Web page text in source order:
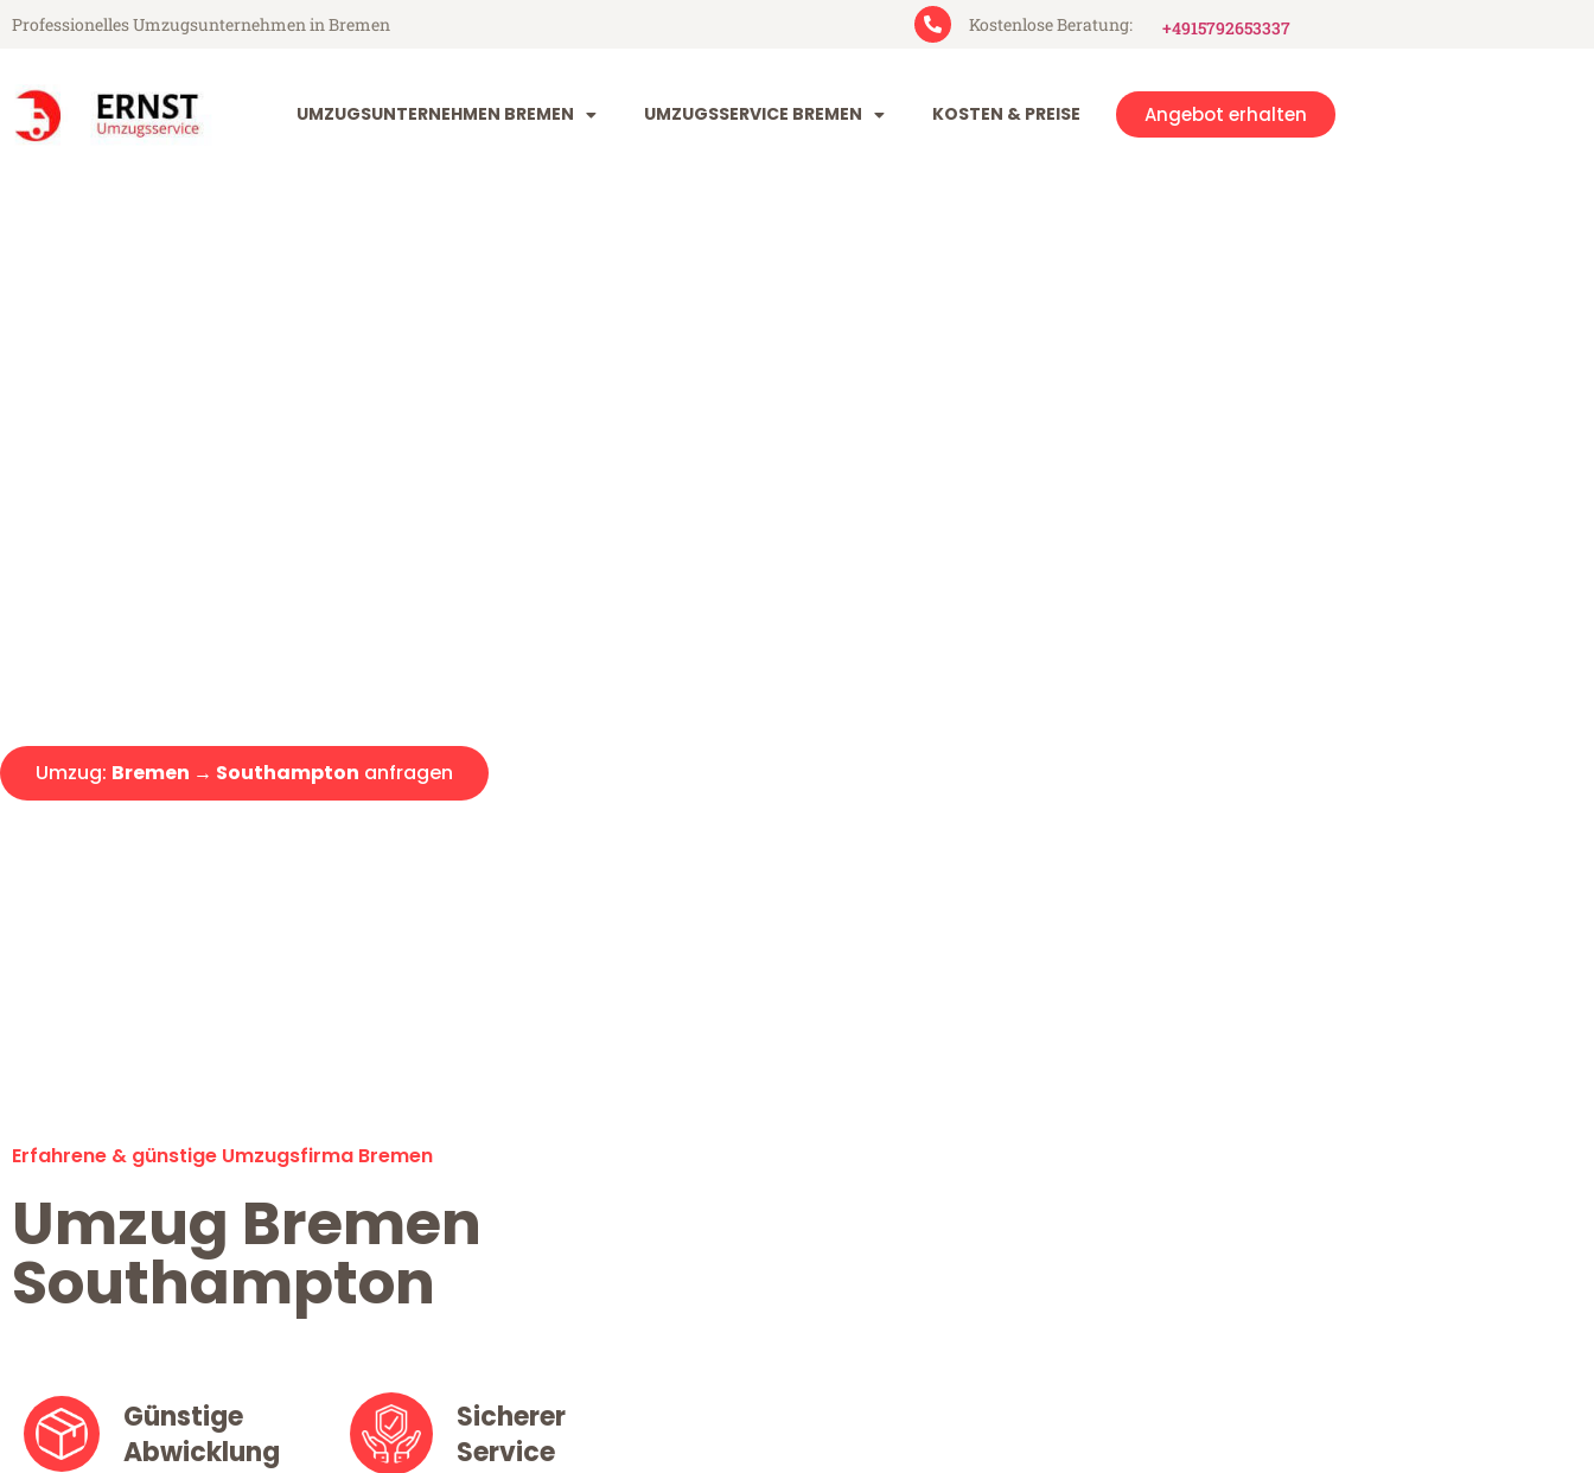
Professionelles Umzugsunternehmen in Bremen Kostenlose Beratung: +4915792653337
UMZUGSUNTERNEHMEN BREMEN UMZUGSSERVICE BREMEN KOSTEN & PREISE Angebot erhalten
Umzug: Bremen → Southampton anfragen
Erfahrene & günstige Umzugsfirma Bremen
Umzug Bremen
Southampton
Günstige
Abwicklung
Sicherer
Service